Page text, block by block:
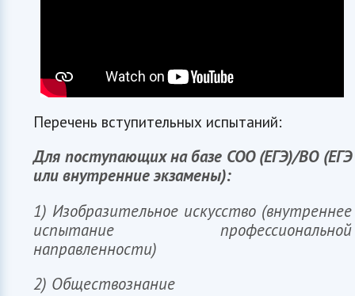
Перечень вступительных испытаний:
Для поступающих на базе СОО (ЕГЭ)/ВО (ЕГЭ
или внутренние экзамены):
1) Изобразительное искусство (внутреннее
испытание профессиональной
направленности)
2) Обществознание